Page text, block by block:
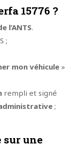
15776 ?
l’ANTS.
;
mon véhicule »
rempli et signé
;
sur une